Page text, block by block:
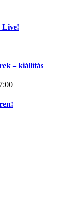
Live!
– kiállítás